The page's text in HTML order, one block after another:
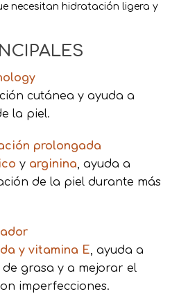
necesitan hidratación ligera y
cutánea y ayuda a
la piel.
prolongada
y arginina , ayuda a
de la piel durante más
y vitamina E , ayuda a
grasa y a mejorar el
imperfecciones.